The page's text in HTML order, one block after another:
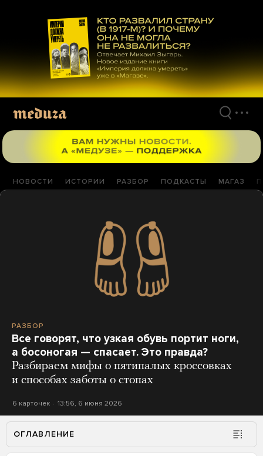
материалам
НОВОСТИ ИСТОРИИ РАЗБОР ПОДКАСТЫ МАГАЗ
РАЗБОР
Все говорят, что узкая обувь портит ноги,
а босоногая — спасает. Это правда?
Разбираем мифы о пятипалых кроссовках
и способах заботы о стопах
6 карточек 13:56, 6 июня 2026
ОГЛАВЛЕНИЕ